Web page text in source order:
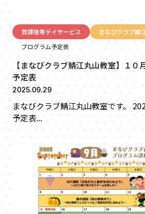
放課後等デイサービス
まなびクラブ鯖
プログラム予定表
【まなびクラブ鯖江丸山教室】１０
予定表
2025.09.29
まなびクラブ鯖江丸山教室です。
予定表...